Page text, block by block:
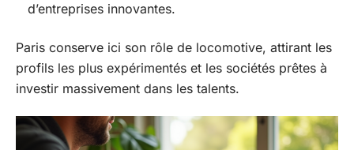
d’entreprises innovantes.
Paris conserve ici son rôle de locomotive, attirant les
profils les plus expérimentés et les sociétés prêtes à
investir massivement dans les talents.